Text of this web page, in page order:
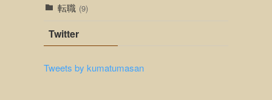
転職 (9)
Twitter
Tweets by kumatumasan